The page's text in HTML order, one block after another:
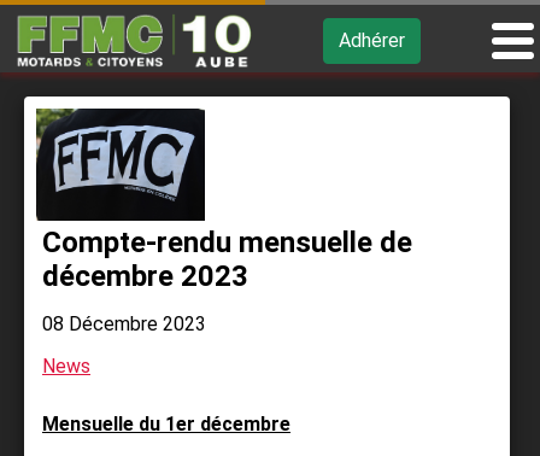
Adhérer
Compte-rendu mensuelle de
décembre 2023
08 Décembre 2023
News
Mensuelle du 1er décembre